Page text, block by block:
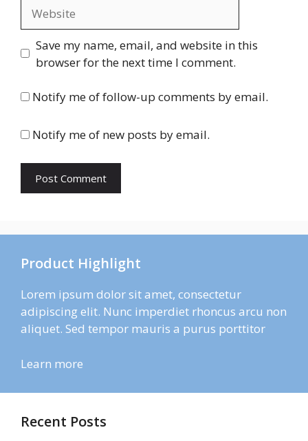
Save my name, email, and website in this
browser for the next time I comment.
Notify me of follow-up comments by email.
Notify me of new posts by email.
Product Highlight
Lorem ipsum dolor sit amet, consectetur
adipiscing elit. Nunc imperdiet rhoncus arcu non
aliquet. Sed tempor mauris a purus porttitor
Learn more
Recent Posts